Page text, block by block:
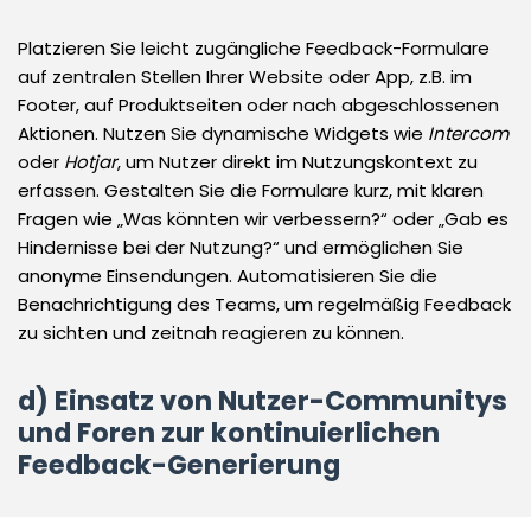
Platzieren Sie leicht zugängliche Feedback-Formulare
auf zentralen Stellen Ihrer Website oder App, z.B. im
Footer, auf Produktseiten oder nach abgeschlossenen
Aktionen. Nutzen Sie dynamische Widgets wie Intercom
oder Hotjar, um Nutzer direkt im Nutzungskontext zu
erfassen. Gestalten Sie die Formulare kurz, mit klaren
Fragen wie „Was könnten wir verbessern?“ oder „Gab es
Hindernisse bei der Nutzung?“ und ermöglichen Sie
anonyme Einsendungen. Automatisieren Sie die
Benachrichtigung des Teams, um regelmäßig Feedback
zu sichten und zeitnah reagieren zu können.
d) Einsatz von Nutzer-Communitys
und Foren zur kontinuierlichen
Feedback-Generierung